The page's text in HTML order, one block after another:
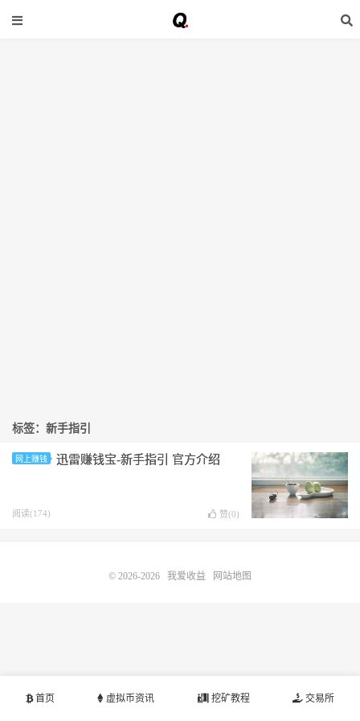
标签：新手指引
网上赚钱 迅雷赚钱宝-新手指引 官方介绍
阅读(174) 赞(0)
首页 虚拟币资讯 挖矿教程 交易所
© 2026-2026 我爱收益 网站地图